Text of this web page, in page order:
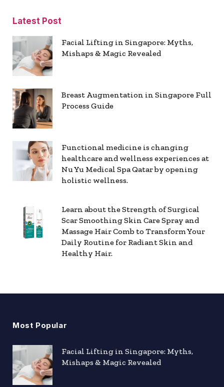
Latest Post
Facial Lifting in Singapore: Myths,
Mishaps & Magic Revealed
Breast Augmentation in Singapore Full
Process Guide
Functional medicine is changing
healthcare and wellness experiences at
Nu Yu Medical Spa Qatar by opening
holistic wellness.
Learn about the Strength of Surgical
Scar Smoothing Skin Care Spray and
Massage Hair Comb to Transform Your
Daily Routine for Radiant Skin and
Healthy Hair.
Most Popular
Facial Lifting in Singapore: Myths,
Mishaps & Magic Revealed